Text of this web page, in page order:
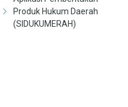
Produk Hukum Daerah
(SIDUKUMERAH)